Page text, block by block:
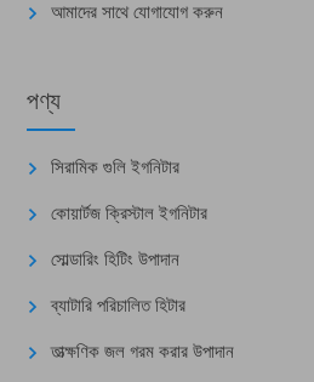
আমাদের সাথে যোগাযোগ করুন
পণ্য
সিরামিক গুলি ইগনিটার
কোয়ার্টজ ক্রিস্টাল ইগনিটার
সোল্ডারিং হিটিং উপাদান
ব্যাটারি পরিচালিত হিটার
তাত্ক্ষণিক জল গরম করার উপাদান